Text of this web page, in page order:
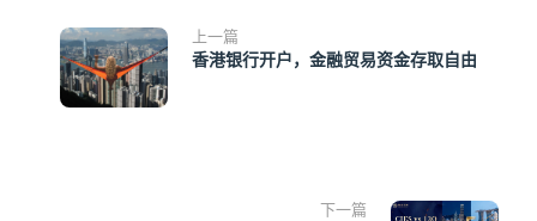
上一篇
香港银行开户，金融贸易资金存取自由
下一篇